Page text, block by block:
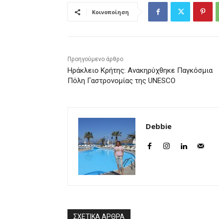
Κοινοποίηση
Προηγούμενο άρθρο
Ηράκλειο Κρήτης: Ανακηρύχθηκε Παγκόσμια
Πόλη Γαστρονομίας της UNESCO
Debbie
ΣΧΕΤΙΚΑ ΑΡΘΡΑ